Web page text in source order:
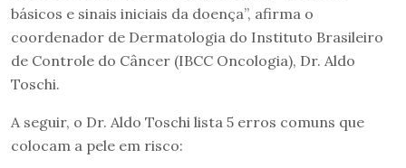
básicos e sinais iniciais da doença”, afirma o
coordenador de Dermatologia do Instituto Brasileiro
de Controle do Câncer (IBCC Oncologia), Dr. Aldo
Toschi.
A seguir, o Dr. Aldo Toschi lista 5 erros comuns que
colocam a pele em risco: